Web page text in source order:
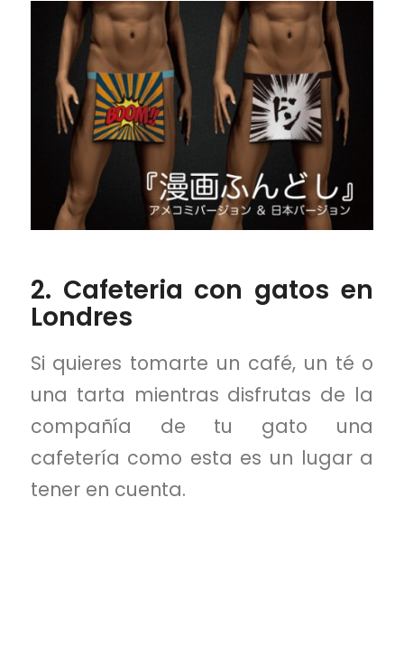
2. Cafeteria con gatos en
Londres
Si quieres tomarte un café, un té o
una tarta mientras disfrutas de la
compañía de tu gato una
cafetería como esta es un lugar a
tener en cuenta.